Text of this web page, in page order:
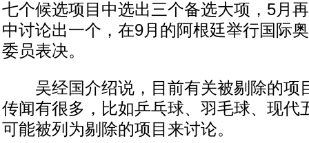
七个候选项目中选出三个备选大项，5月
中讨论出一个，在9月的阿根廷举行国际
委员表决。
吴经国介绍说，目前有关被剔除的项
传闻有很多，比如乒乓球、羽毛球、现代
可能被列为剔除的项目来讨论。